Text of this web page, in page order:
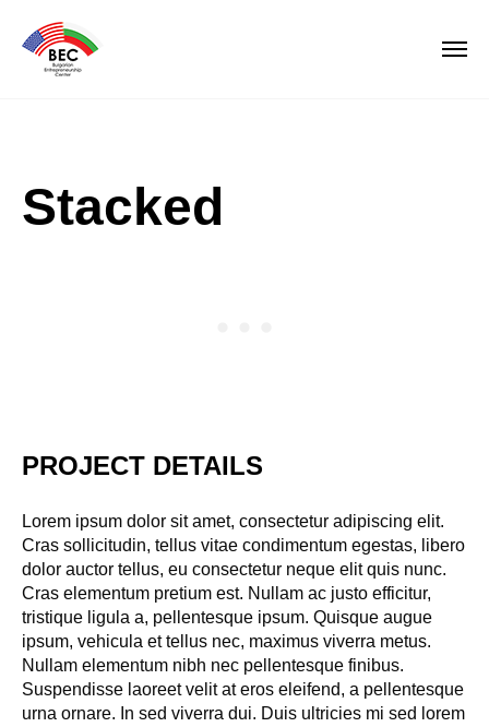
Stacked
PROJECT DETAILS
Lorem ipsum dolor sit amet, consectetur adipiscing elit.
Cras sollicitudin, tellus vitae condimentum egestas, libero
dolor auctor tellus, eu consectetur neque elit quis nunc.
Cras elementum pretium est. Nullam ac justo efficitur,
tristique ligula a, pellentesque ipsum. Quisque augue
ipsum, vehicula et tellus nec, maximus viverra metus.
Nullam elementum nibh nec pellentesque finibus.
Suspendisse laoreet velit at eros eleifend, a pellentesque
urna ornare. In sed viverra dui. Duis ultricies mi sed lorem